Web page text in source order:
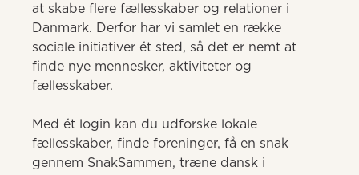
at skabe flere fællesskaber og relationer i
Danmark. Derfor har vi samlet en række
sociale initiativer ét sted, så det er nemt at
finde nye mennesker, aktiviteter og
fællesskaber.
Med ét login kan du udforske lokale
fællesskaber, finde foreninger, få en snak
gennem SnakSammen, træne dansk i